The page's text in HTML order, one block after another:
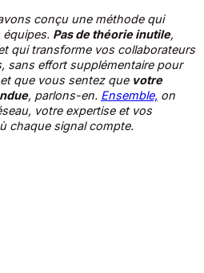
conçu une méthode qui
Pas de théorie inutile,
qui transforme vos collaborateurs
sans effort supplémentaire pour
que vous sentez que votre
, parlons-en. Ensemble, on
votre expertise et vos
chaque signal compte.